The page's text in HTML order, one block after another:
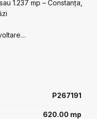
1.237 mp – Constanța,
străzi
33 m
P267191
620.00 mp